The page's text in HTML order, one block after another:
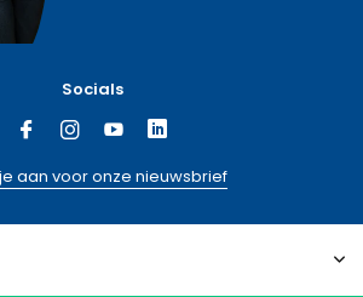
Socials
aan voor onze nieuwsbrief